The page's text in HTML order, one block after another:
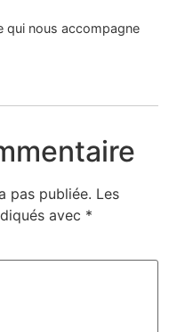
qui nous accompagne
pas publiée. Les
avec *